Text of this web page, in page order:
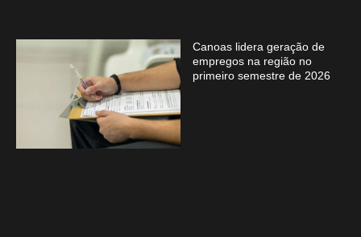
Canoas lidera geração de
empregos na região no
primeiro semestre de 2026